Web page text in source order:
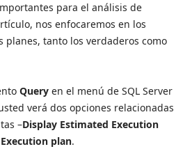
para el análisis de
nos enfocaremos en los
planes, tanto los verdaderos como
Query en el menú de SQL Server
verá dos opciones relacionadas
–Display Estimated Execution
plan.